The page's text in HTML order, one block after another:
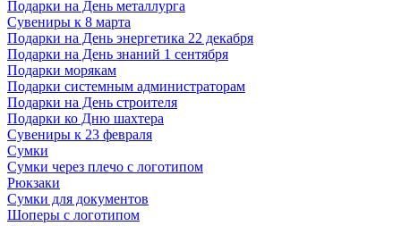
Подарки на День металлурга
Сувениры к 8 марта
Подарки на День энергетика 22 декабря
Подарки на День знаний 1 сентября
Подарки морякам
Подарки системным администраторам
Подарки на День строителя
Подарки ко Дню шахтера
Сувениры к 23 февраля
Сумки
Сумки через плечо с логотипом
Рюкзаки
Сумки для документов
Шоперы с логотипом